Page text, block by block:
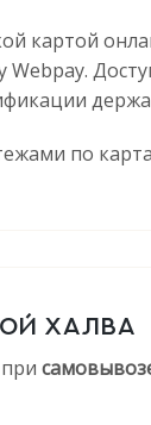
картой
Webpay.
по
ХАЛВА
при